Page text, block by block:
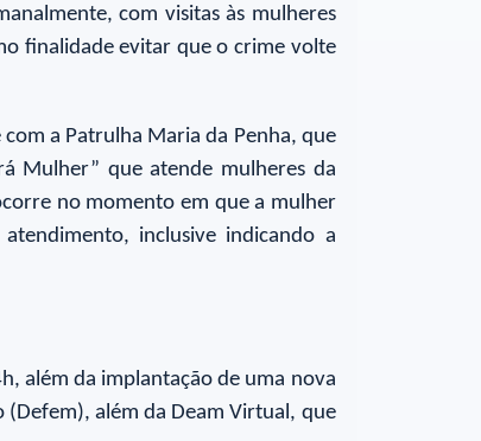
com visitas às mulheres
finalidade evitar que o crime volte
a Patrulha Maria da Penha, que
Mulher” que atende mulheres da
no momento em que a mulher
inclusive indicando a
além da implantação de uma nova
(Defem), além da Deam Virtual, que